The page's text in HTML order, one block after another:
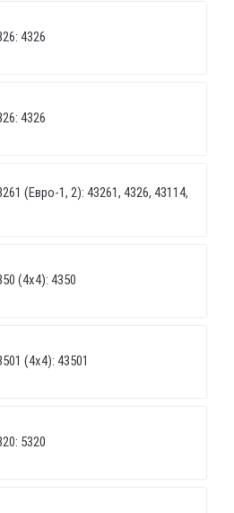
4326
4326
(Евро-1, 2): 43261, 4326, 43114,
(4х4): 4350
(4х4): 43501
5320